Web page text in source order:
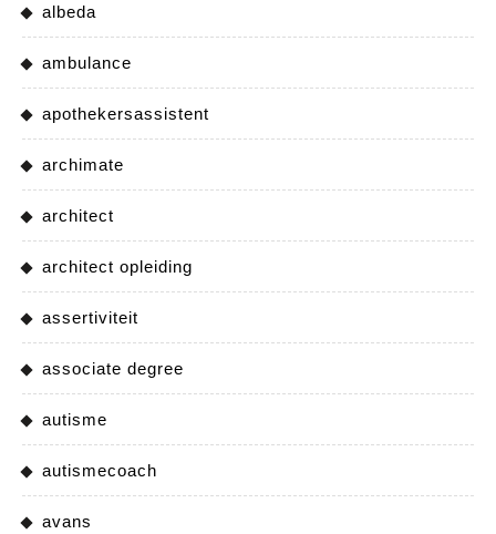
albeda
ambulance
apothekersassistent
archimate
architect
architect opleiding
assertiviteit
associate degree
autisme
autismecoach
avans